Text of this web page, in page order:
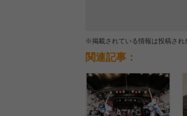
※掲載されている情報は投稿され
関連記事：